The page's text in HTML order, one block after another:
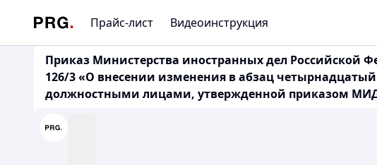
Прайс-лист Видеоинструкция
Приказ Министерства иностранных дел Российской
126/3 «О внесении изменения в абзац
должностными лицами, утвержденной приказом МИД